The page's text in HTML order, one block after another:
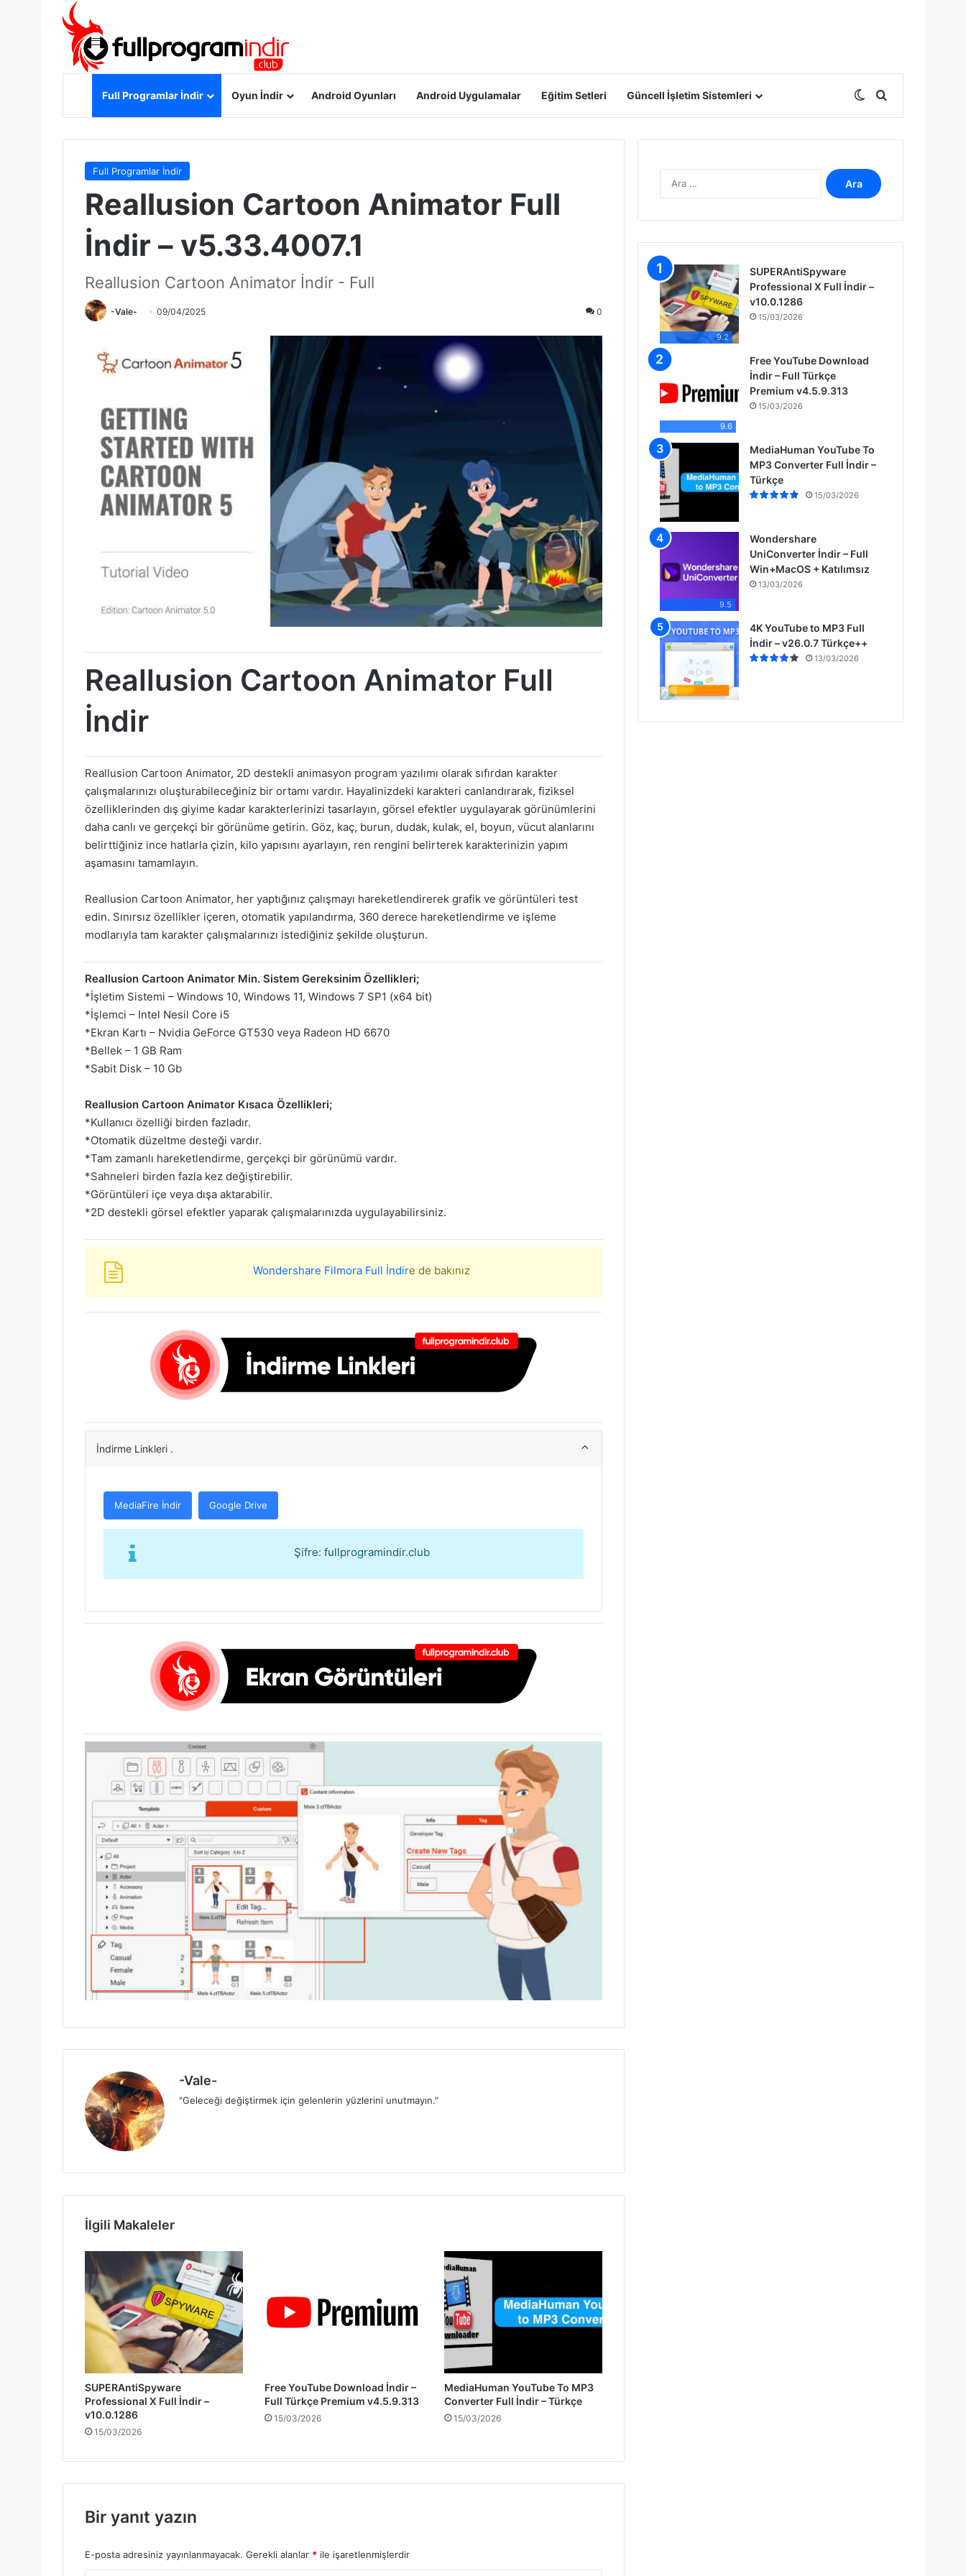
Anasayfa
Full Programlar İndir Oyun İndir Android Oyunları Android Uygulamalar Eğitim Setleri Güncell İşletim Sistemleri Dış görünümü
Full Programlar İndir
Reallusion Cartoon Animator Full
İndir – v5.33.4007.1
Reallusion Cartoon Animator İndir - Full
-Vale- 09/04/2025 0
Reallusion Cartoon Animator Full
İndir
Reallusion Cartoon Animator, 2D destekli animasyon program yazılımı olarak sıfırdan karakter
çalışmalarınızı oluşturabileceğiniz bir ortamı vardır. Hayalinizdeki karakteri canlandırarak, fiziksel
özelliklerinden dış giyime kadar karakterlerinizi tasarlayın, görsel efektler uygulayarak görünümlerini
daha canlı ve gerçekçi bir görünüme getirin. Göz, kaç, burun, dudak, kulak, el, boyun, vücut alanlarını
belirttiğiniz ince hatlarla çizin, kilo yapısını ayarlayın, ren rengini belirterek karakterinizin yapım
aşamasını tamamlayın.
Reallusion Cartoon Animator, her yaptığınız çalışmayı hareketlendirerek grafik ve görüntüleri test
edin. Sınırsız özellikler içeren, otomatik yapılandırma, 360 derece hareketlendirme ve işleme
modlarıyla tam karakter çalışmalarınızı istediğiniz şekilde oluşturun.
Reallusion Cartoon Animator Min. Sistem Gereksinim Özellikleri;
*İşletim Sistemi – Windows 10, Windows 11, Windows 7 SP1 (x64 bit)
*İşlemci – Intel Nesil Core i5
*Ekran Kartı – Nvidia GeForce GT530 veya Radeon HD 6670
*Bellek – 1 GB Ram
*Sabit Disk – 10 Gb
Reallusion Cartoon Animator Kısaca Özellikleri;
*Kullanıcı özelliği birden fazladır.
*Otomatik düzeltme desteği vardır.
*Tam zamanlı hareketlendirme, gerçekçi bir görünümü vardır.
*Sahneleri birden fazla kez değiştirebilir.
*Görüntüleri içe veya dışa aktarabilir.
*2D destekli görsel efektler yaparak çalışmalarınızda uygulayabilirsiniz.
Wondershare Filmora Full İndire de bakınız
İndirme Linkleri .
MediaFire İndir Google Drive
Şifre: fullprogramindir.club
-Vale-
"Geleceği değiştirmek için gelenlerin yüzlerini unutmayın."
İlgili Makaleler
SUPERAntiSpyware
Professional X Full İndir –
v10.0.1286
15/03/2026
Free YouTube Download İndir –
Full Türkçe Premium v4.5.9.313
15/03/2026
MediaHuman YouTube To MP3
Converter Full İndir – Türkçe
15/03/2026
Bir yanıt yazın
E-posta adresiniz yayınlanmayacak. Gerekli alanlar * ile işaretlenmişlerdir
A
m
9.2
SUPERAntiSpyware
Professional X Full İndir –
v10.0.1286
15/03/2026
9.6
Free YouTube Download
İndir – Full Türkçe
Premium v4.5.9.313
15/03/2026
MediaHuman YouTube To
MP3 Converter Full İndir –
Türkçe
15/03/2026
9.5
Wondershare
UniConverter İndir – Full
Win+MacOS + Katılımsız
13/03/2026
4K YouTube to MP3 Full
İndir – v26.0.7 Türkçe++
13/03/2026